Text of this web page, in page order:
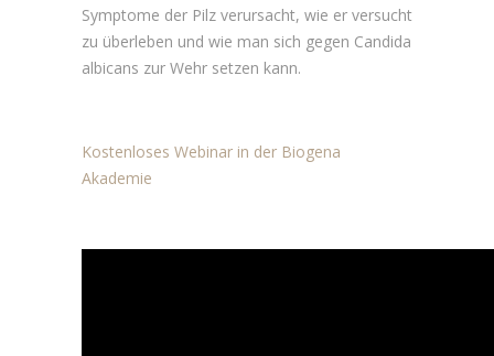
Symptome der Pilz verursacht, wie er versucht
zu überleben und wie man sich gegen Candida
albicans zur Wehr setzen kann.
Kostenloses Webinar in der Biogena
Akademie